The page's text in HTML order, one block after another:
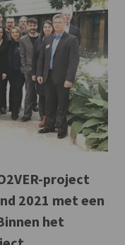
project
2021 met een
het